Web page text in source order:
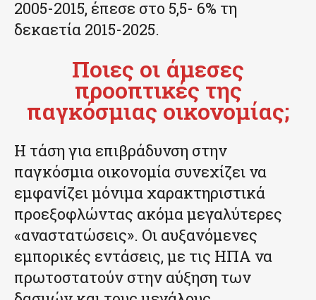
2005-2015, έπεσε στο 5,5- 6% τη
δεκαετία 2015-2025.
Ποιες οι άμεσες
προοπτικές της
παγκόσμιας οικονομίας;
Η τάση για επιβράδυνση στην
παγκόσμια οικονομία συνεχίζει να
εμφανίζει μόνιμα χαρακτηριστικά
προεξοφλώντας ακόμα μεγαλύτερες
«αναστατώσεις». Οι αυξανόμενες
εμπορικές εντάσεις, με τις ΗΠΑ να
πρωτοστατούν στην αύξηση των